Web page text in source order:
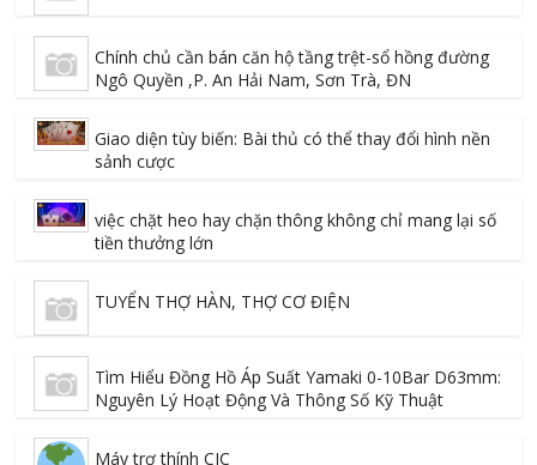
Chính chủ cần bán căn hộ tầng trệt-sổ hồng đường
Ngô Quyền ,P. An Hải Nam, Sơn Trà, ĐN
Giao diện tùy biến: Bài thủ có thể thay đổi hình nền
sảnh cược
việc chặt heo hay chặn thông không chỉ mang lại số
tiền thưởng lớn
TUYỂN THỢ HÀN, THỢ CƠ ĐIỆN
Tìm Hiểu Đồng Hồ Áp Suất Yamaki 0-10Bar D63mm:
Nguyên Lý Hoạt Động Và Thông Số Kỹ Thuật
Máy trợ thính CIC